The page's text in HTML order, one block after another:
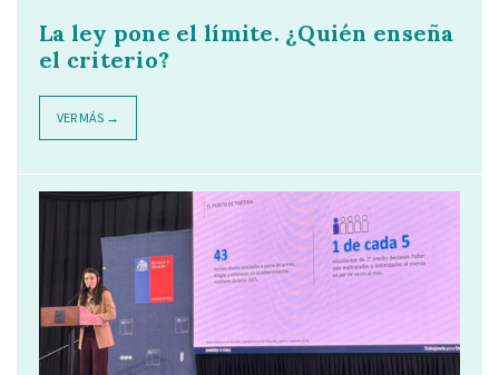
La ley pone el límite. ¿Quién enseña
el criterio?
VER MÁS →